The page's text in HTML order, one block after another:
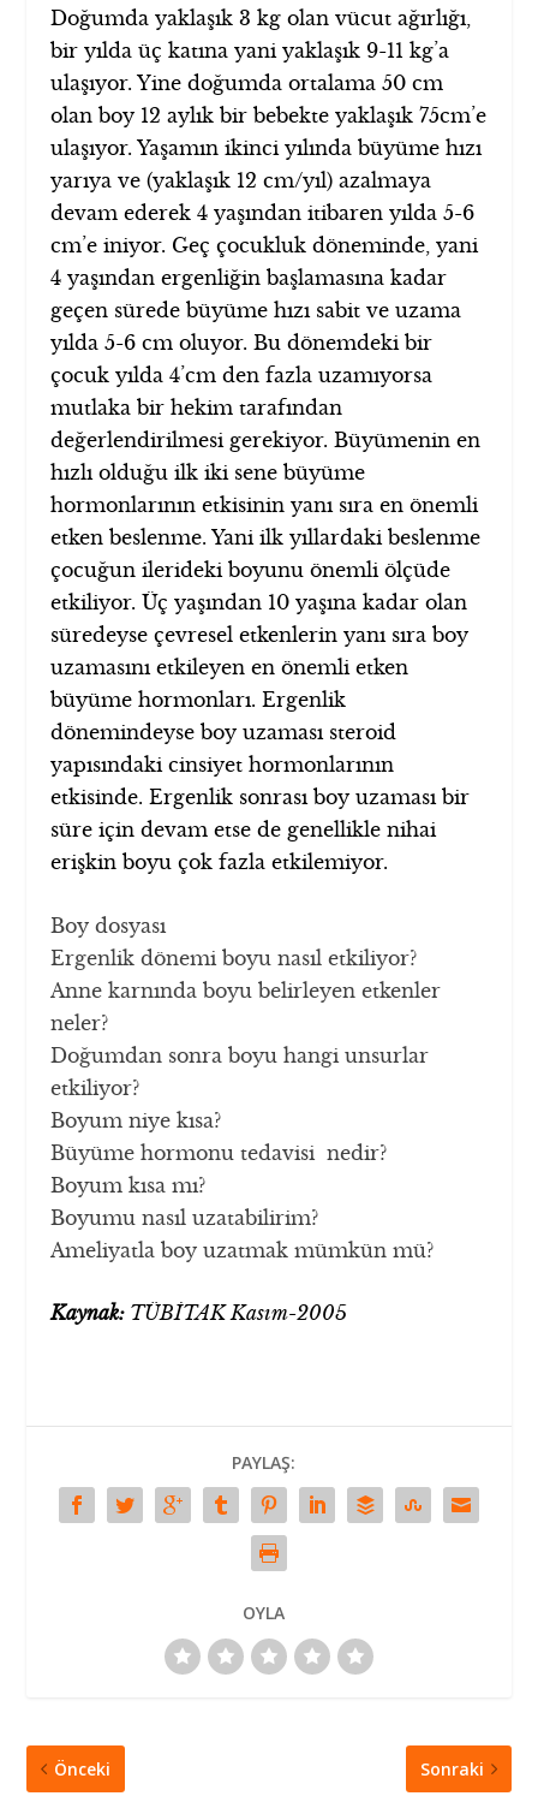
Doğumda yaklaşık 3 kg olan vücut ağırlığı,
bir yılda üç katına yani yaklaşık 9-11 kg’a
ulaşıyor. Yine doğumda ortalama 50 cm
olan boy 12 aylık bir bebekte yaklaşık 75cm’e
ulaşıyor. Yaşamın ikinci yılında büyüme hızı
yarıya ve (yaklaşık 12 cm/yıl) azalmaya
devam ederek 4 yaşından itibaren yılda 5-6
cm’e iniyor. Geç çocukluk döneminde, yani
4 yaşından ergenliğin başlamasına kadar
geçen sürede büyüme hızı sabit ve uzama
yılda 5-6 cm oluyor. Bu dönemdeki bir
çocuk yılda 4’cm den fazla uzamıyorsa
mutlaka bir hekim tarafından
değerlendirilmesi gerekiyor. Büyümenin en
hızlı olduğu ilk iki sene büyüme
hormonlarının etkisinin yanı sıra en önemli
etken beslenme. Yani ilk yıllardaki beslenme
çocuğun ilerideki boyunu önemli ölçüde
etkiliyor. Üç yaşından 10 yaşına kadar olan
süredeyse çevresel etkenlerin yanı sıra boy
uzamasını etkileyen en önemli etken
büyüme hormonları. Ergenlik
dönemindeyse boy uzaması steroid
yapısındaki cinsiyet hormonlarının
etkisinde. Ergenlik sonrası boy uzaması bir
süre için devam etse de genellikle nihai
erişkin boyu çok fazla etkilemiyor.
Boy dosyası
Ergenlik dönemi boyu nasıl etkiliyor?
Anne karnında boyu belirleyen etkenler
neler?
Doğumdan sonra boyu hangi unsurlar
etkiliyor?
Boyum niye kısa?
Büyüme hormonu tedavisi nedir?
Boyum kısa mı?
Boyumu nasıl uzatabilirim?
Ameliyatla boy uzatmak mümkün mü?
Kaynak: TÜBİTAK Kasım-2005
PAYLAŞ:
OYLA
Önceki Sonraki